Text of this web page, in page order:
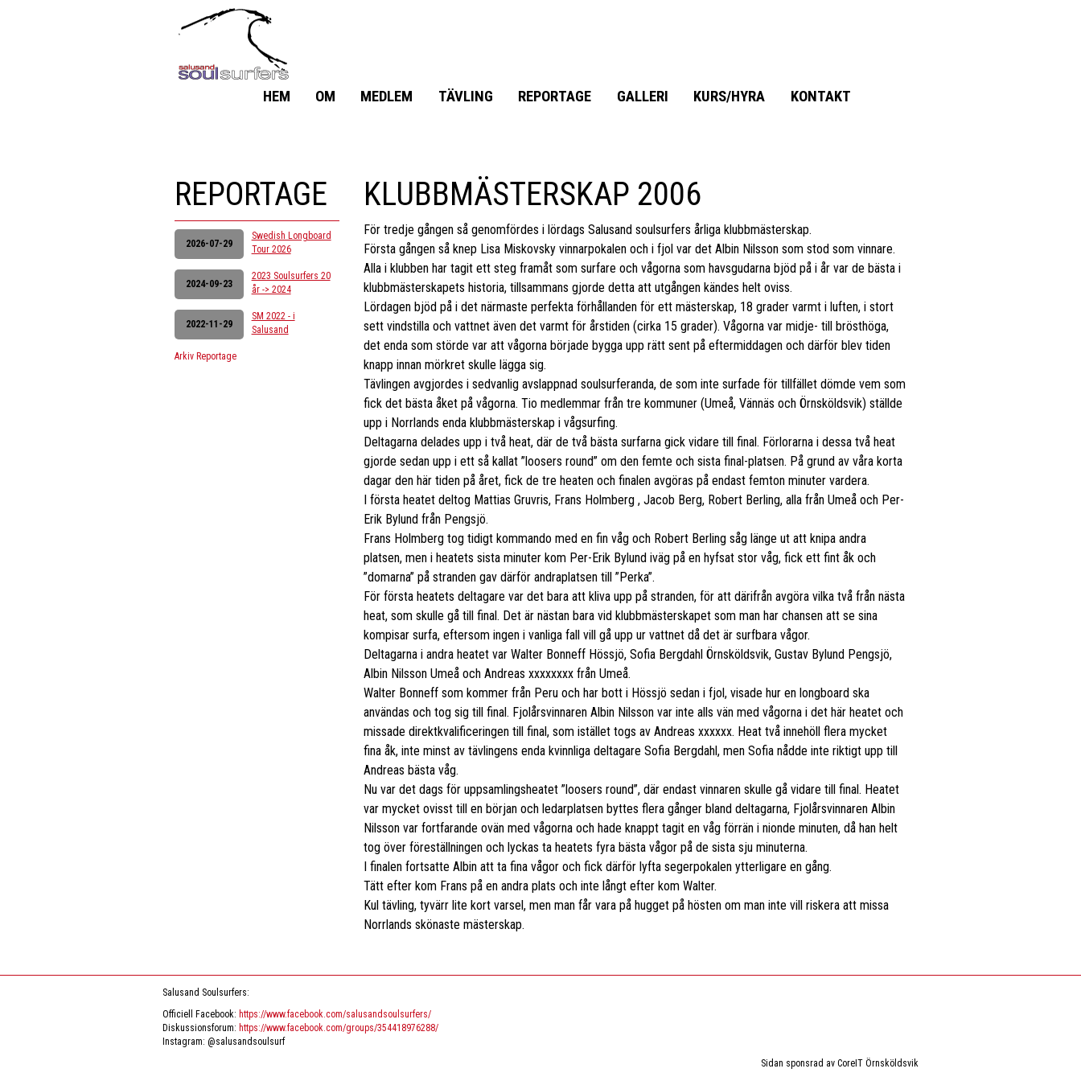
HEM OM MEDLEM TÄVLING REPORTAGE GALLERI KURS/HYRA KONTAKT
KLUBBMÄSTERSKAP 2006
För tredje gången så genomfördes i lördags Salusand soulsurfers årliga klubbmästerskap.
Första gången så knep Lisa Miskovsky vinnarpokalen och i fjol var det Albin Nilsson som stod som vinnare.
Alla i klubben har tagit ett steg framåt som surfare och vågorna som havsgudarna bjöd på i år var de bästa i
klubbmästerskapets historia, tillsammans gjorde detta att utgången kändes helt oviss.
Lördagen bjöd på i det närmaste perfekta förhållanden för ett mästerskap, 18 grader varmt i luften, i stort
sett vindstilla och vattnet även det varmt för årstiden (cirka 15 grader). Vågorna var midje- till brösthöga,
det enda som störde var att vågorna började bygga upp rätt sent på eftermiddagen och därför blev tiden
knapp innan mörkret skulle lägga sig.
Tävlingen avgjordes i sedvanlig avslappnad soulsurferanda, de som inte surfade för tillfället dömde vem som
fick det bästa åket på vågorna. Tio medlemmar från tre kommuner (Umeå, Vännäs och Örnsköldsvik) ställde
upp i Norrlands enda klubbmästerskap i vågsurfing.
Deltagarna delades upp i två heat, där de två bästa surfarna gick vidare till final. Förlorarna i dessa två heat
gjorde sedan upp i ett så kallat ”loosers round” om den femte och sista final-platsen. På grund av våra korta
dagar den här tiden på året, fick de tre heaten och finalen avgöras på endast femton minuter vardera.
I första heatet deltog Mattias Gruvris, Frans Holmberg , Jacob Berg, Robert Berling, alla från Umeå och Per-
Erik Bylund från Pengsjö.
Frans Holmberg tog tidigt kommando med en fin våg och Robert Berling såg länge ut att knipa andra
platsen, men i heatets sista minuter kom Per-Erik Bylund iväg på en hyfsat stor våg, fick ett fint åk och
”domarna” på stranden gav därför andraplatsen till ”Perka”.
För första heatets deltagare var det bara att kliva upp på stranden, för att därifrån avgöra vilka två från nästa
heat, som skulle gå till final. Det är nästan bara vid klubbmästerskapet som man har chansen att se sina
kompisar surfa, eftersom ingen i vanliga fall vill gå upp ur vattnet då det är surfbara vågor.
Deltagarna i andra heatet var Walter Bonneff Hössjö, Sofia Bergdahl Örnsköldsvik, Gustav Bylund Pengsjö,
Albin Nilsson Umeå och Andreas xxxxxxxx från Umeå.
Walter Bonneff som kommer från Peru och har bott i Hössjö sedan i fjol, visade hur en longboard ska
användas och tog sig till final. Fjolårsvinnaren Albin Nilsson var inte alls vän med vågorna i det här heatet och
missade direktkvalificeringen till final, som istället togs av Andreas xxxxxx. Heat två innehöll flera mycket
fina åk, inte minst av tävlingens enda kvinnliga deltagare Sofia Bergdahl, men Sofia nådde inte riktigt upp till
Andreas bästa våg.
Nu var det dags för uppsamlingsheatet ”loosers round”, där endast vinnaren skulle gå vidare till final. Heatet
var mycket ovisst till en början och ledarplatsen byttes flera gånger bland deltagarna, Fjolårsvinnaren Albin
Nilsson var fortfarande ovän med vågorna och hade knappt tagit en våg förrän i nionde minuten, då han helt
tog över föreställningen och lyckas ta heatets fyra bästa vågor på de sista sju minuterna.
I finalen fortsatte Albin att ta fina vågor och fick därför lyfta segerpokalen ytterligare en gång.
Tätt efter kom Frans på en andra plats och inte långt efter kom Walter.
Kul tävling, tyvärr lite kort varsel, men man får vara på hugget på hösten om man inte vill riskera att missa
Norrlands skönaste mästerskap.
REPORTAGE
2026-07-29
Swedish Longboard
Tour 2026
2024-09-23
2023 Soulsurfers 20
år -> 2024
2022-11-29
SM 2022 - i
Salusand
Arkiv Reportage
Salusand Soulsurfers:
Officiell Facebook: https://www.facebook.com/salusandsoulsurfers/
Diskussionsforum: https://www.facebook.com/groups/354418976288/
Instagram: @salusandsoulsurf
Sidan sponsrad av CoreIT Örnsköldsvik